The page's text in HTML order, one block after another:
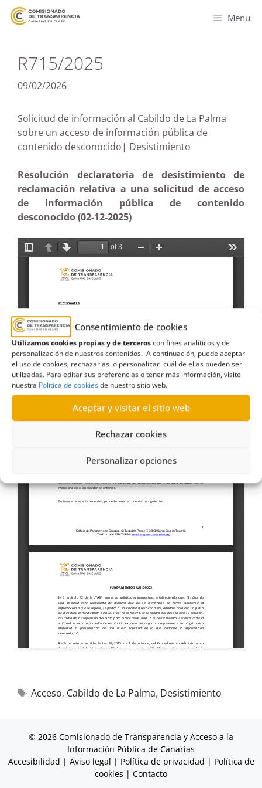
Consentimiento de cookies
Utilizamos cookies propias y de terceroscon fines analíticos y de
personalización de nuestros contenidos. A continuación, puede aceptar
el uso de cookies, rechazarlas o personalizar cuál de ellas pueden ser
utilizadas. Para editar sus preferencias o tener más información, visite
nuestra Política de cookiesde nuestro sitio web.
Aceptar y visitar el sitio web
Rechazar cookies
Personalizar opciones
Menu
R715/2025
09/02/2026
Solicitud de información al Cabildo de La Palma
sobre un acceso de información pública de
contenido desconocido| Desistimiento
Resolución declaratoria de desistimiento de
reclamación relativa a una solicitud de acceso
de información pública de contenido
desconocido (02-12-2025)
Acceso, Cabildo de La Palma, Desistimiento
© 2026 Comisionado de Transparencia y Acceso a la
Información Pública de Canarias
Accesibilidad | Aviso legal | Política de privacidad | Política de
cookies | Contacto